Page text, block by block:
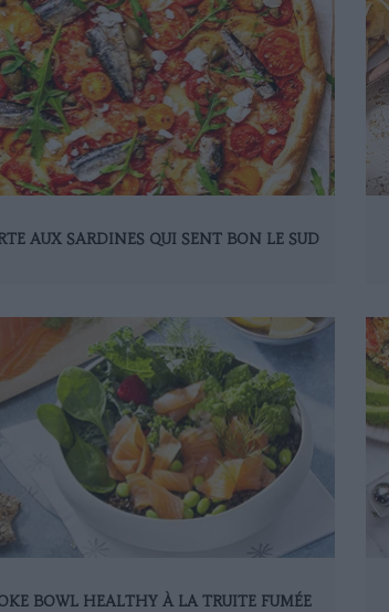
AUX SARDINES QUI SENT BON LE SUD
BOWL HEALTHY À LA TRUITE FUMÉE